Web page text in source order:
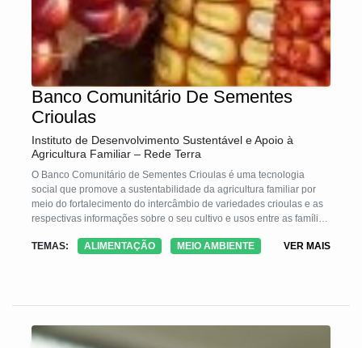
Banco Comunitário De Sementes
Crioulas
Instituto de Desenvolvimento Sustentável e Apoio à
Agricultura Familiar – Rede Terra
O Banco Comunitário de Sementes Crioulas é uma tecnologia
social que promove a sustentabilidade da agricultura familiar por
meio do fortalecimento do intercâmbio de variedades crioulas e as
respectivas informações sobre o seu cultivo e usos entre as famílias
TEMAS:
ALIMENTAÇÃO MEIO AMBIENTE VER MAIS